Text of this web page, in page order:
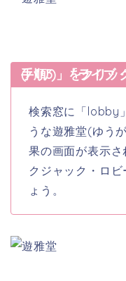
手順3 「ライブ・ブラックジャック・ロビー(パリ)」をク
検索窓に「lobby
うな遊雅堂(ゆう
果の画面が表示
クジャック・ロ
ょう。